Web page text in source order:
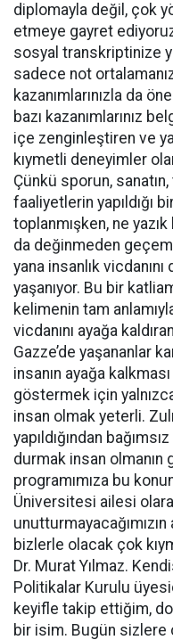
diplomayla değil, çok
etmeye gayret
sosyal transkriptinize
sadece not
kazanımlarınızla da
bazı kazanımlarınız
içe zenginleştiren ve
kıymetli deneyimler
Çünkü sporun,
faaliyetlerin yapıldığı
toplanmışken, ne
da değinmeden
yana insanlık
yaşanıyor. Bu bir
kelimenin tam
vicdanını ayağa
Gazze’de yaşananlar
insanın ayağa
göstermek için
insan olmak yeterli.
yapıldığından
durmak insan olmanın
programımıza bu
Üniversitesi ailesi
bizlerle olacak çok
Dr. Murat Yılmaz.
Politikalar Kurulu
keyifle takip ettiğim,
bir isim. Bugün sizlere